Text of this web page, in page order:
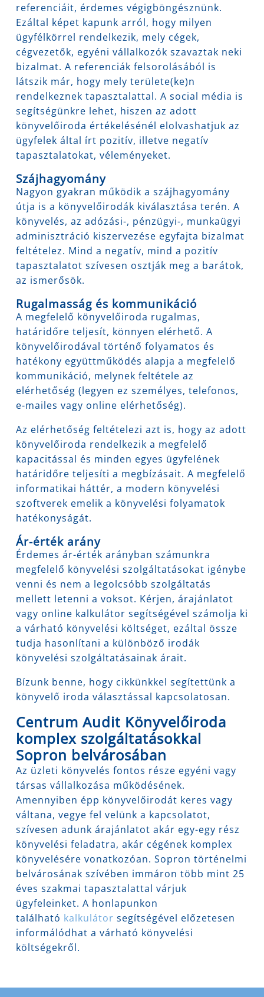
referenciáit, érdemes végigböngésznünk.
Ezáltal képet kapunk arról, hogy milyen
ügyfélkörrel rendelkezik, mely cégek,
cégvezetők, egyéni vállalkozók szavaztak neki
bizalmat. A referenciák felsorolásából is
látszik már, hogy mely területe(ke)n
rendelkeznek tapasztalattal. A social média is
segítségünkre lehet, hiszen az adott
könyvelőiroda értékelésénél elolvashatjuk az
ügyfelek által írt pozitív, illetve negatív
tapasztalatokat, véleményeket.
Szájhagyomány
Nagyon gyakran működik a szájhagyomány
útja is a könyvelőirodák kiválasztása terén. A
könyvelés, az adózási-, pénzügyi-, munkaügyi
adminisztráció kiszervezése egyfajta bizalmat
feltételez. Mind a negatív, mind a pozitív
tapasztalatot szívesen osztják meg a barátok,
az ismerősök.
Rugalmasság és kommunikáció
A megfelelő könyvelőiroda rugalmas,
határidőre teljesít, könnyen elérhető. A
könyvelőirodával történő folyamatos és
hatékony együttműködés alapja a megfelelő
kommunikáció, melynek feltétele az
elérhetőség (legyen ez személyes, telefonos,
e-mailes vagy online elérhetőség).
Az elérhetőség feltételezi azt is, hogy az adott
könyvelőiroda rendelkezik a megfelelő
kapacitással és minden egyes ügyfelének
határidőre teljesíti a megbízásait. A megfelelő
informatikai háttér, a modern könyvelési
szoftverek emelik a könyvelési folyamatok
hatékonyságát.
Ár-érték arány
Érdemes ár-érték arányban számunkra
megfelelő könyvelési szolgáltatásokat igénybe
venni és nem a legolcsóbb szolgáltatás
mellett letenni a voksot. Kérjen, árajánlatot
vagy online kalkulátor segítségével számolja ki
a várható könyvelési költséget, ezáltal össze
tudja hasonlítani a különböző irodák
könyvelési szolgáltatásainak árait.
Bízunk benne, hogy cikkünkkel segítettünk a
könyvelő iroda választással kapcsolatosan.
Centrum Audit Könyvelőiroda
komplex szolgáltatásokkal
Sopron belvárosában
Az üzleti könyvelés fontos része egyéni vagy
társas vállalkozása működésének.
Amennyiben épp könyvelőirodát keres vagy
váltana, vegye fel velünk a kapcsolatot,
szívesen adunk árajánlatot akár egy-egy rész
könyvelési feladatra, akár cégének komplex
könyvelésére vonatkozóan. Sopron történelmi
belvárosának szívében immáron több mint 25
éves szakmai tapasztalattal várjuk
ügyfeleinket. A honlapunkon
található kalkulátor segítségével előzetesen
informálódhat a várható könyvelési
költségekről.